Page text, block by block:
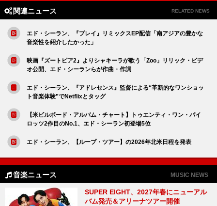
関連ニュース RELATED NEWS
エド・シーラン、『プレイ』リミックスEP配信「南アジアの豊かな
音楽性を紹介したかった」
映画『ズートピア2』よりシャキーラが歌う「Zoo」リリック・ビデ
オ公開、エド・シーランらが作曲・作詞
エド・シーラン、『アドレセンス』監督による“革新的なワンショッ
ト音楽体験”でNetflixとタッグ
【米ビルボード・アルバム・チャート】トゥエンティ・ワン・パイ
ロッツ2作目のNo.1、エド・シーラン初登場5位
エド・シーラン、【ループ・ツアー】の2026年北米日程を発表
音楽ニュース MUSIC NEWS
SUPER EIGHT、2027年春にニューアル
バム発売＆アリーナツアー開催